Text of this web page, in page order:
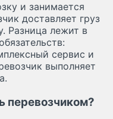
и занимается
доставляет груз
Разница лежит в
сервис и
выполняет
перевозчиком?